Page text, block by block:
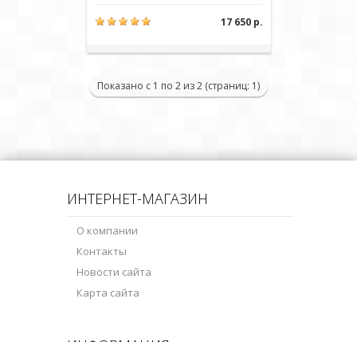
17 650 р.
Показано с 1 по 2 из 2 (страниц: 1)
ИНТЕРНЕТ-МАГАЗИН
О компании
Контакты
Новости сайта
Карта сайта